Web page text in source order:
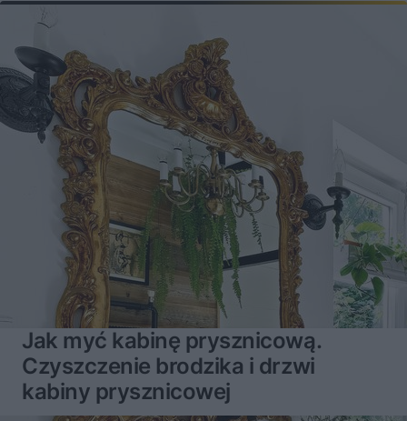
Jak myć kabinę prysznicową.
Czyszczenie brodzika i drzwi
kabiny prysznicowej